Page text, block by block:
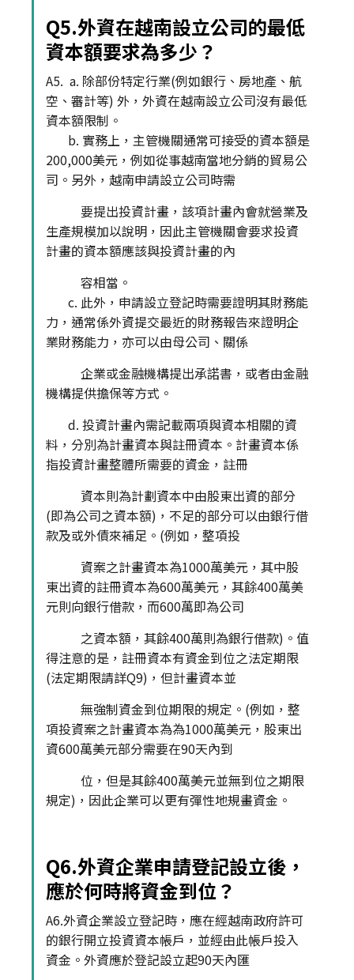
Q5.外資在越南設立公司的最低
資本額要求為多少？
A5. a. 除部份特定行業(例如銀行、房地產、航
空、審計等) 外，外資在越南設立公司沒有最低
資本額限制。
b. 實務上，主管機關通常可接受的資本額是
200,000美元，例如從事越南當地分銷的貿易公
司。另外，越南申請設立公司時需
要提出投資計畫，該項計畫內會就營業及
生產規模加以說明，因此主管機關會要求投資
計畫的資本額應該與投資計畫的內
容相當。
c. 此外，申請設立登記時需要證明其財務能
力，通常係外資提交最近的財務報告來證明企
業財務能力，亦可以由母公司、關係
企業或金融機構提出承諾書，或者由金融
機構提供擔保等方式。
d. 投資計畫內需記載兩項與資本相關的資
料，分別為計畫資本與註冊資本。計畫資本係
指投資計畫整體所需要的資金，註冊
資本則為計劃資本中由股東出資的部分
(即為公司之資本額)，不足的部分可以由銀行借
款及或外債來補足。(例如，整項投
資案之計畫資本為1000萬美元，其中股
東出資的註冊資本為600萬美元，其餘400萬美
元則向銀行借款，而600萬即為公司
之資本額，其餘400萬則為銀行借款)。值
得注意的是，註冊資本有資金到位之法定期限
(法定期限請詳Q9)，但計畫資本並
無強制資金到位期限的規定。(例如，整
項投資案之計畫資本為為1000萬美元，股東出
資600萬美元部分需要在90天內到
位，但是其餘400萬美元並無到位之期限
規定)，因此企業可以更有彈性地規畫資金。
Q6.外資企業申請登記設立後，
應於何時將資金到位？
A6.外資企業設立登記時，應在經越南政府許可
的銀行開立投資資本帳戶，並經由此帳戶投入
資金。外資應於登記設立起90天內匯